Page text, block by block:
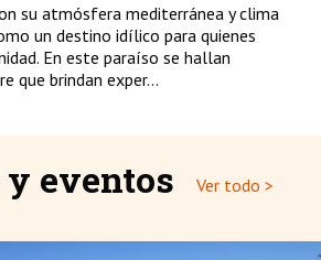
su atmósfera mediterránea y clima
un destino idílico para quienes
En este paraíso se hallan
que brindan exper...
eventos Ver todo >